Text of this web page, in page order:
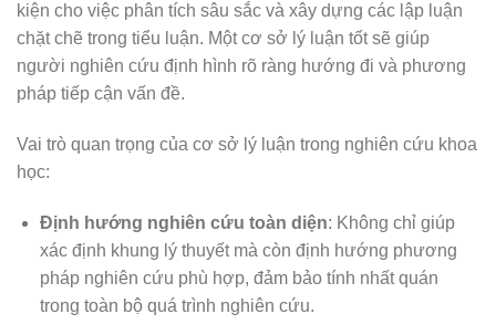
kiện cho việc phân tích sâu sắc và xây dựng các lập luận
chặt chẽ trong tiểu luận. Một cơ sở lý luận tốt sẽ giúp
người nghiên cứu định hình rõ ràng hướng đi và phương
pháp tiếp cận vấn đề.
Vai trò quan trọng của cơ sở lý luận trong nghiên cứu khoa
học:
Định hướng nghiên cứu toàn diện: Không chỉ giúp
xác định khung lý thuyết mà còn định hướng phương
pháp nghiên cứu phù hợp, đảm bảo tính nhất quán
trong toàn bộ quá trình nghiên cứu.